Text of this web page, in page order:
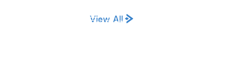
公司治理
M31 组织架构
View All